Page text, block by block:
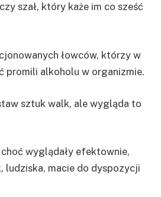
szał, który każe im co sześć
łowców, którzy w
promili alkoholu w organizmie.
sztuk walk, ale wygląda to
wyglądały efektownie,
ludziska, macie do dyspozycji